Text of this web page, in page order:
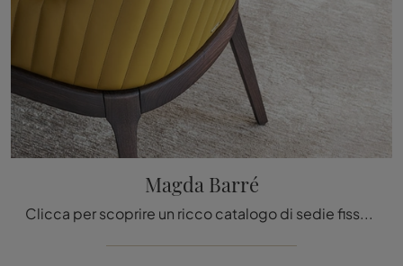
Magda Barré
Clicca per scoprire un ricco catalogo di sedie fisse per stanze moderne: il modello Magda Barré di Cattelan Italia ti attende!